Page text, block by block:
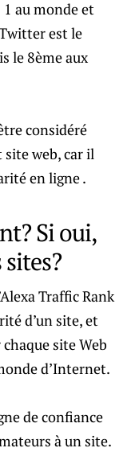
1 au monde et
est le
le 8ème aux
considéré
web, car il
en ligne .
Si oui,
Traffic Rank
d’un site, et
site Web
d’Internet.
de confiance
à un site.